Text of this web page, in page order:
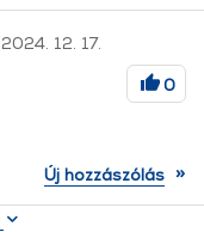
2024. 12. 17.
0
Új hozzászólás »